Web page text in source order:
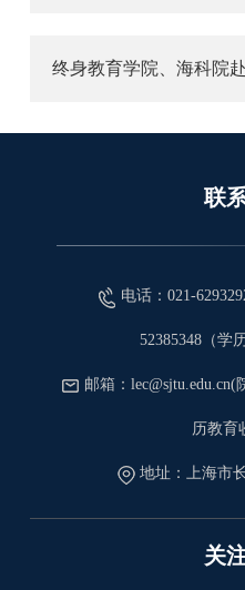
联
电话：021-
52385348（学
邮箱：lec@sjtu.edu.cn(
历教育
地址：上海市
关